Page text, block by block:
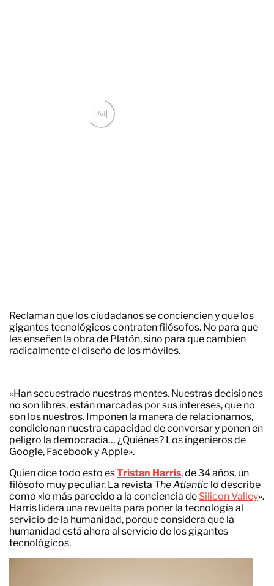
Ad
Reclaman que los ciudadanos se conciencien y que los
gigantes tecnológicos contraten filósofos. No para que
les enseñen la obra de Platón, sino para que cambien
radicalmente el diseño de los móviles.
«Han secuestrado nuestras mentes. Nuestras decisiones
no son libres, están marcadas por sus intereses, que no
son los nuestros. Imponen la manera de relacionarnos,
condicionan nuestra capacidad de conversar y ponen en
peligro la democracia… ¿Quiénes? Los ingenieros de
Google, Facebook y Apple».
Quien dice todo esto esTristan Harris, de 34 años, un
filósofo muy peculiar. La revista The Atlantic lo describe
como «lo más parecido a la conciencia de Silicon Valley».
Harris lidera una revuelta para poner la tecnología al
servicio de la humanidad, porque considera que la
humanidad está ahora al servicio de los gigantes
tecnológicos.